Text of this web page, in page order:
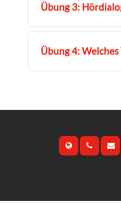
Übung 3:
Übung 4: